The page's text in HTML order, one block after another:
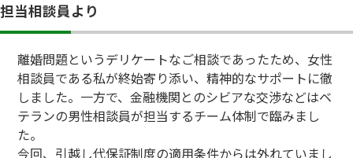
担当相談員より
離婚問題というデリケートなご相談であったため、女性
相談員である私が終始寄り添い、精神的なサポートに徹
しました。一方で、金融機関とのシビアな交渉などはベ
テランの男性相談員が担当するチーム体制で臨みまし
た。
今回、引越し代保証制度の適用条件からは外れていまし